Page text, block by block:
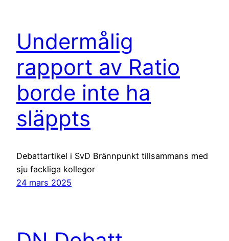
Undermålig
rapport av Ratio
borde inte ha
släppts
Debattartikel i SvD Brännpunkt tillsammans med
sju fackliga kollegor
24 mars 2025